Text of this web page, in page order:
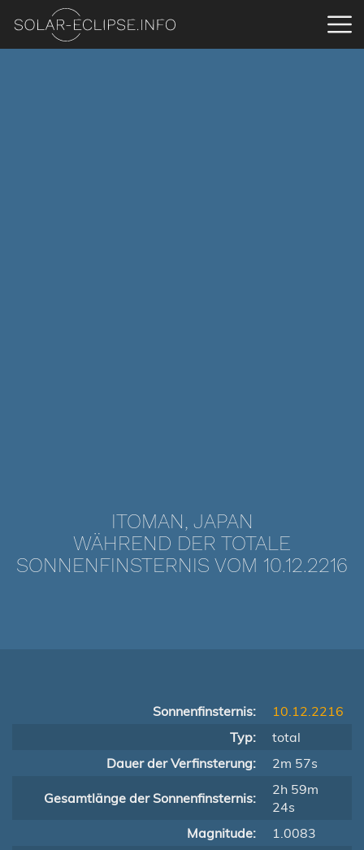
ITOMAN, JAPAN
WÄHREND DER TOTALE
SONNENFINSTERNIS VOM 10.12.2216
Sonnenfinsternis:
10.12.2216
Typ:
total
Dauer der Verfinsterung:
2m 57s
Gesamtlänge der Sonnenfinsternis:
2h 59m
24s
Magnitude:
1.0083